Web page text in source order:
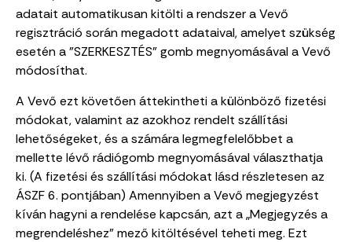
adatait automatikusan kitölti a rendszer a Vevő
regisztráció során megadott adataival, amelyet szükség
esetén a "SZERKESZTÉS" gomb megnyomásával a Vevő
módosíthat.
A Vevő ezt követően áttekintheti a különböző fizetési
módokat, valamint az azokhoz rendelt szállítási
lehetőségeket, és a számára legmegfelelőbbet a
mellette lévő rádiógomb megnyomásával választhatja
ki. (A fizetési és szállítási módokat lásd részletesen az
ÁSZF 6. pontjában) Amennyiben a Vevő megjegyzést
kíván hagyni a rendelése kapcsán, azt a „Megjegyzés a
megrendeléshez” mező kitöltésével teheti meg. Ezt